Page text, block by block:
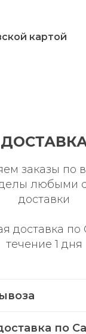
картой
заказы по
любыми
доставки
доставка
течение 1 дня
по